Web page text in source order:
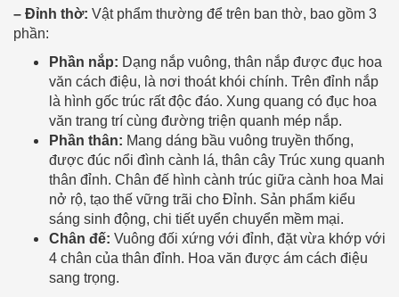
– Đỉnh thờ: Vật phẩm thường để trên ban thờ, bao gồm 3
phần:
Phần nắp: Dạng nắp vuông, thân nắp được đục hoa
văn cách điệu, là nơi thoát khói chính. Trên đỉnh nắp
là hình gốc trúc rất độc đáo. Xung quang có đục hoa
văn trang trí cùng đường triện quanh mép nắp.
Phần thân: Mang dáng bầu vuông truyền thống,
được đúc nổi đình cành lá, thân cây Trúc xung quanh
thân đỉnh. Chân đế hình cành trúc giữa cành hoa Mai
nở rộ, tạo thế vững trãi cho Đỉnh. Sản phẩm kiểu
sáng sinh động, chi tiết uyển chuyển mềm mại.
Chân đế: Vuông đối xứng với đỉnh, đặt vừa khớp với
4 chân của thân đỉnh. Hoa văn được ám cách điệu
sang trọng.